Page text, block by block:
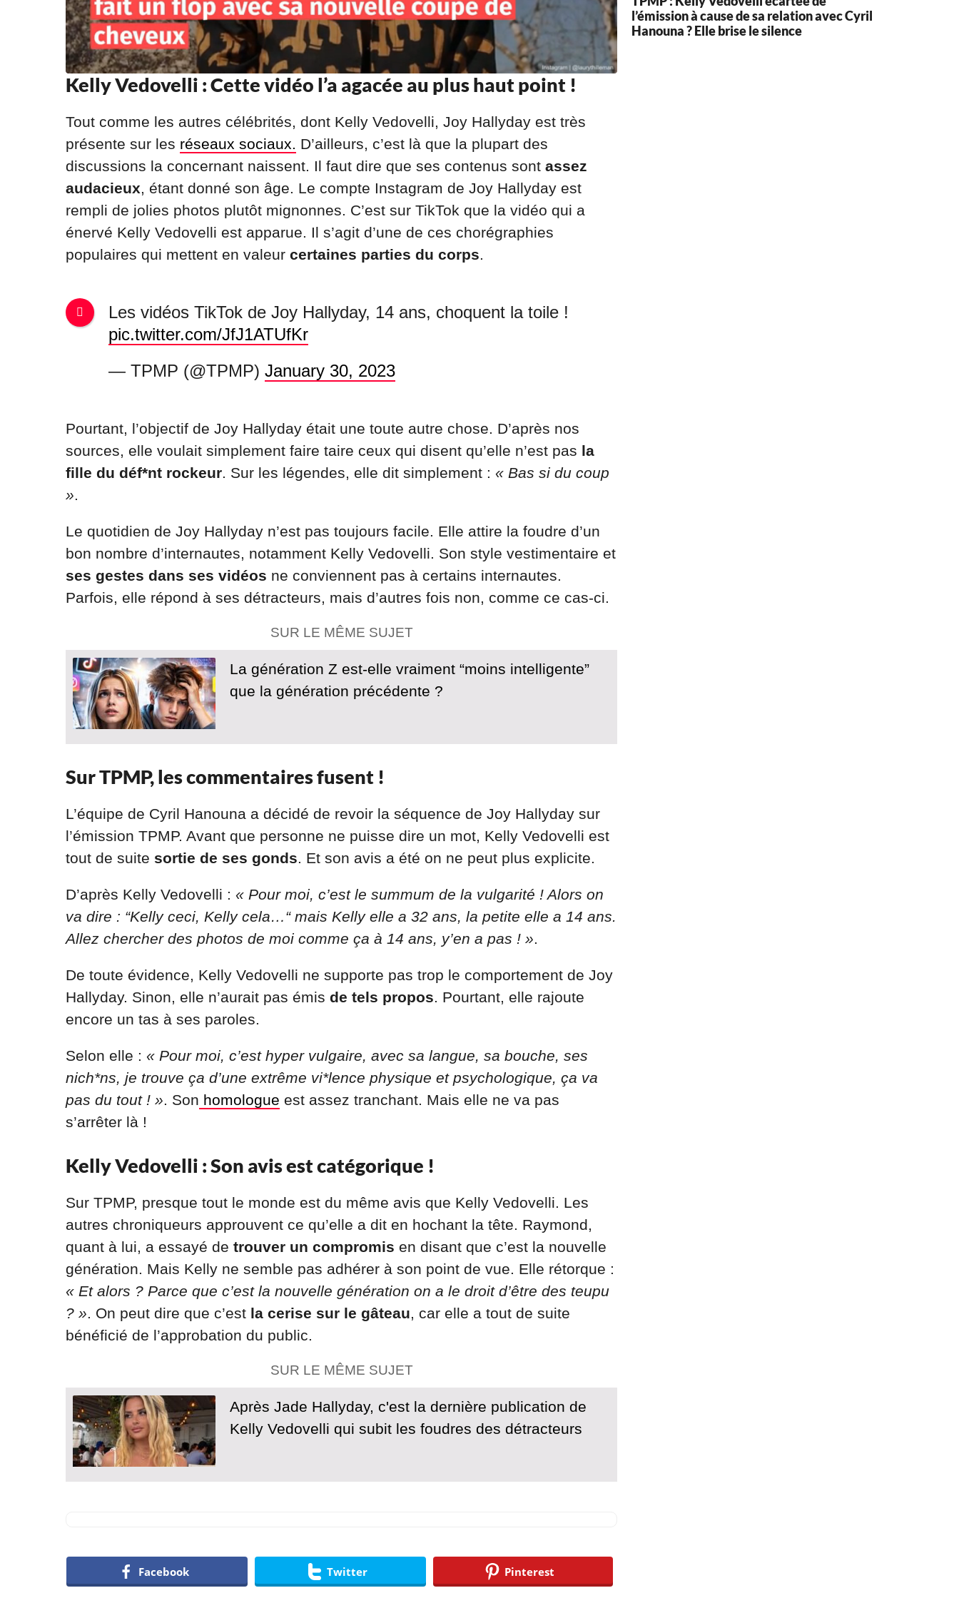
Kelly Vedovelli : Cette vidéo l’a agacée au plus haut point !
Tout comme les autres célébrités, dont Kelly Vedovelli, Joy Hallyday est très
présente sur les réseaux sociaux. D’ailleurs, c’est là que la plupart des
discussions la concernant naissent. Il faut dire que ses contenus sont assez
audacieux, étant donné son âge. Le compte Instagram de Joy Hallyday est
rempli de jolies photos plutôt mignonnes. C’est sur TikTok que la vidéo qui a
énervé Kelly Vedovelli est apparue. Il s’agit d’une de ces chorégraphies
populaires qui mettent en valeur certaines parties du corps.
Les vidéos TikTok de Joy Hallyday, 14 ans, choquent la toile !
pic.twitter.com/JfJ1ATUfKr
— TPMP (@TPMP) January 30, 2023
Pourtant, l’objectif de Joy Hallyday était une toute autre chose. D’après nos
sources, elle voulait simplement faire taire ceux qui disent qu’elle n’est pas la
fille du déf*nt rockeur. Sur les légendes, elle dit simplement : « Bas si du coup
».
Le quotidien de Joy Hallyday n’est pas toujours facile. Elle attire la foudre d’un
bon nombre d’internautes, notamment Kelly Vedovelli. Son style vestimentaire et
ses gestes dans ses vidéos ne conviennent pas à certains internautes.
Parfois, elle répond à ses détracteurs, mais d’autres fois non, comme ce cas-ci.
SUR LE MÊME SUJET
La génération Z est-elle vraiment “moins intelligente”
que la génération précédente ?
Sur TPMP, les commentaires fusent !
L’équipe de Cyril Hanouna a décidé de revoir la séquence de Joy Hallyday sur
l’émission TPMP. Avant que personne ne puisse dire un mot, Kelly Vedovelli est
tout de suite sortie de ses gonds. Et son avis a été on ne peut plus explicite.
D’après Kelly Vedovelli : « Pour moi, c’est le summum de la vulgarité ! Alors on
va dire : “Kelly ceci, Kelly cela…“ mais Kelly elle a 32 ans, la petite elle a 14 ans.
Allez chercher des photos de moi comme ça à 14 ans, y’en a pas ! ».
De toute évidence, Kelly Vedovelli ne supporte pas trop le comportement de Joy
Hallyday. Sinon, elle n’aurait pas émis de tels propos. Pourtant, elle rajoute
encore un tas à ses paroles.
Selon elle : « Pour moi, c’est hyper vulgaire, avec sa langue, sa bouche, ses
nich*ns, je trouve ça d’une extrême vi*lence physique et psychologique, ça va
pas du tout ! ». Son homologue est assez tranchant. Mais elle ne va pas
s’arrêter là !
Kelly Vedovelli : Son avis est catégorique !
Sur TPMP, presque tout le monde est du même avis que Kelly Vedovelli. Les
autres chroniqueurs approuvent ce qu’elle a dit en hochant la tête. Raymond,
quant à lui, a essayé de trouver un compromis en disant que c’est la nouvelle
génération. Mais Kelly ne semble pas adhérer à son point de vue. Elle rétorque :
« Et alors ? Parce que c’est la nouvelle génération on a le droit d’être des teupu
? ». On peut dire que c’est la cerise sur le gâteau, car elle a tout de suite
bénéficié de l’approbation du public.
SUR LE MÊME SUJET
Après Jade Hallyday, c'est la dernière publication de
Kelly Vedovelli qui subit les foudres des détracteurs
Facebook Twitter Pinterest
l’émission à cause de sa relation avec Cyril
Hanouna ? Elle brise le silence